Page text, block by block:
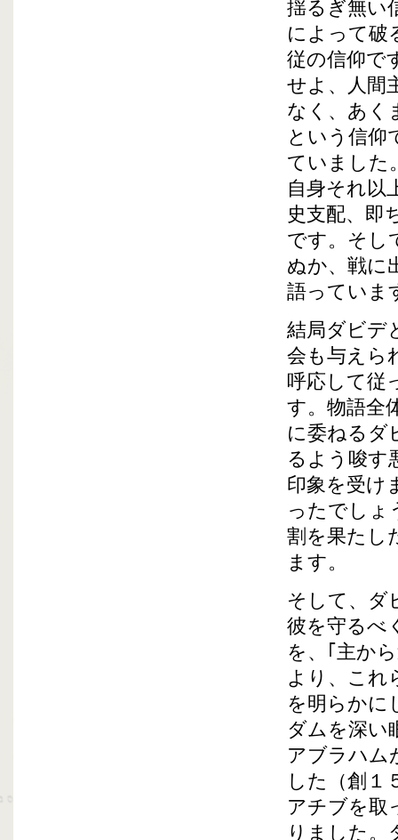
揺るぎ無い
によって破
従の信仰で
せよ、人間
なく、あく
という信仰
ていました
自身それ以
史支配、即
です。そし
ぬか、戦に
語っていま
結局ダビデ
会も与えら
呼応して従
す。物語全
に委ねるダ
るよう唆す
印象を受け
ったでしょ
割を果たし
ます。
そして、ダ
彼を守るべ
を、｢主か
より、これ
を明らかに
ダムを深い
アブラハム
した（創１
アチブを取
りました。